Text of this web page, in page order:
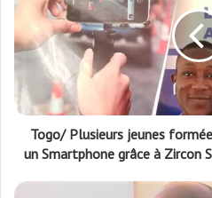
Togo/ Plusieurs jeunes
un Smartphone grâce à Zircon